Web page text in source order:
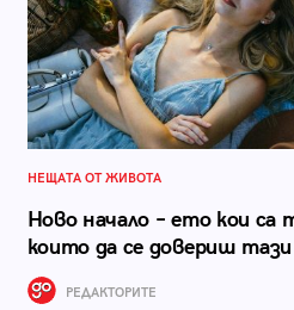
НЕЩАТА ОТ ЖИВОТА
Ново начало – ето кои са
които да се довериш
РЕДАКТОРИТЕ